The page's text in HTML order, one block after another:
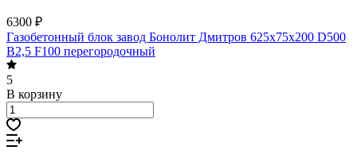
6300 ₽
Газобетонный блок завод Бонолит Дмитров 625х75х200 D500
В2,5 F100 перегородочный
5
В корзину